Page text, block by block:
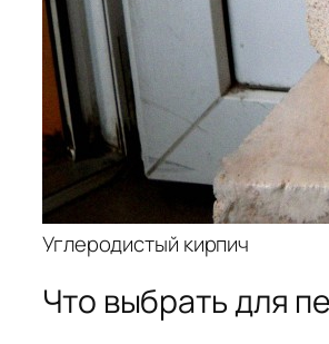
Углеродистый кирпич
Что выбрать для